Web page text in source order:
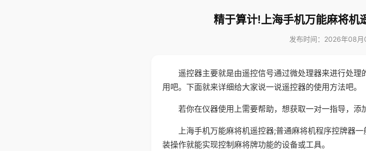
精于算计!上海手机万能麻将机
发布时间：2026年08月
遥控器主要就是由遥控信号通过微处理器来进行处
用吧。下面就来详细给大家说一说遥控器的使用方法吧。
若你在仪器使用上需要帮助，想获取一对一指导，添
上海手机万能麻将机遥控器;普通麻将机程序控牌器
装操作就能实现控制麻将牌功能的设备或工具。